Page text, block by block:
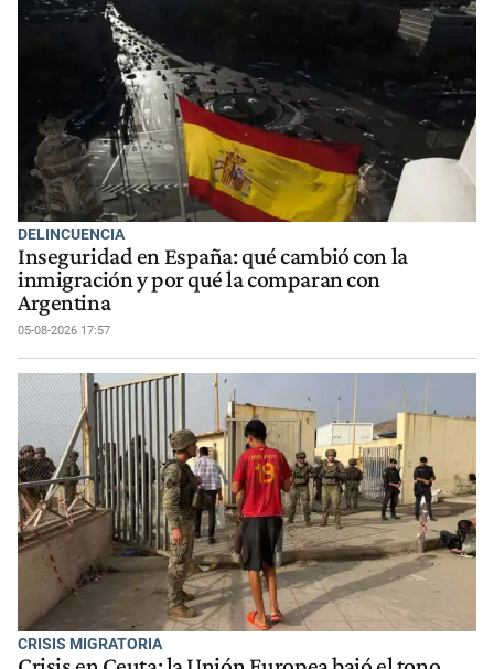
DELINCUENCIA
Inseguridad en España: qué cambió con la
inmigración y por qué la comparan con
Argentina
05-08-2026 17:57
CRISIS MIGRATORIA